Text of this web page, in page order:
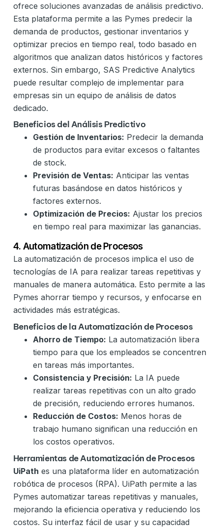
ofrece soluciones avanzadas de análisis predictivo.
Esta plataforma permite a las Pymes predecir la
demanda de productos, gestionar inventarios y
optimizar precios en tiempo real, todo basado en
algoritmos que analizan datos históricos y factores
externos. Sin embargo, SAS Predictive Analytics
puede resultar complejo de implementar para
empresas sin un equipo de análisis de datos
dedicado.
Beneficios del Análisis Predictivo
Gestión de Inventarios: Predecir la demanda
de productos para evitar excesos o faltantes
de stock.
Previsión de Ventas: Anticipar las ventas
futuras basándose en datos históricos y
factores externos.
Optimización de Precios: Ajustar los precios
en tiempo real para maximizar las ganancias.
4. Automatización de Procesos
La automatización de procesos implica el uso de
tecnologías de IA para realizar tareas repetitivas y
manuales de manera automática. Esto permite a las
Pymes ahorrar tiempo y recursos, y enfocarse en
actividades más estratégicas.
Beneficios de la Automatización de Procesos
Ahorro de Tiempo: La automatización libera
tiempo para que los empleados se concentren
en tareas más importantes.
Consistencia y Precisión: La IA puede
realizar tareas repetitivas con un alto grado
de precisión, reduciendo errores humanos.
Reducción de Costos: Menos horas de
trabajo humano significan una reducción en
los costos operativos.
Herramientas de Automatización de Procesos
UiPath es una plataforma líder en automatización
robótica de procesos (RPA). UiPath permite a las
Pymes automatizar tareas repetitivas y manuales,
mejorando la eficiencia operativa y reduciendo los
costos. Su interfaz fácil de usar y su capacidad